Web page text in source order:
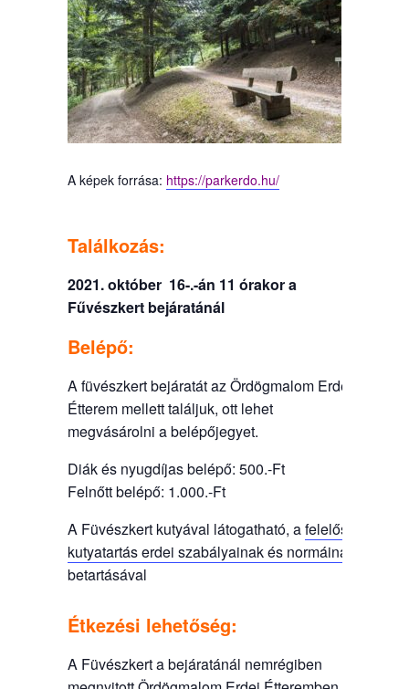
A képek forrása: https://parkerdo.hu/
Találkozás:
2021. október 16-.-án 11 órakor a
Fűvészkert bejáratánál
Belépő:
A füvészkert bejáratát az Ördögmalom Erdei
Étterem mellett találjuk, ott lehet
megvásárolni a belépőjegyet.
Diák és nyugdíjas belépő: 500.-Ft
Felnőtt belépő: 1.000.-Ft
A Füvészkert kutyával látogatható, afelelős
kutyatartás erdei szabályainak és normáinak
betartásával
Étkezési lehetőség:
A Füvészkert a bejáratánál nemrégiben